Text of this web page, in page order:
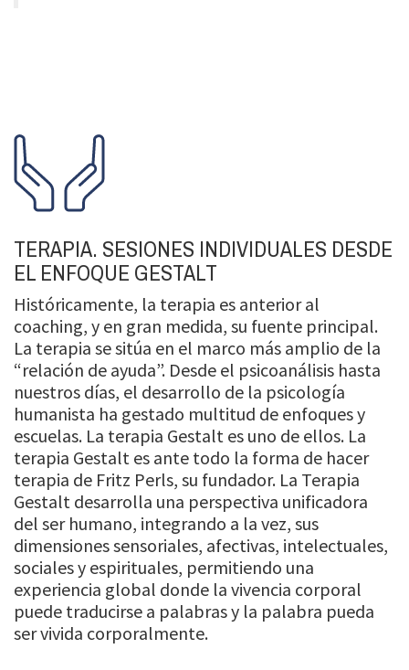
TERAPIA. SESIONES INDIVIDUALES DESDE
EL ENFOQUE GESTALT
Históricamente, la terapia es anterior al
coaching, y en gran medida, su fuente principal.
La terapia se sitúa en el marco más amplio de la
“relación de ayuda”. Desde el psicoanálisis hasta
nuestros días, el desarrollo de la psicología
humanista ha gestado multitud de enfoques y
escuelas. La terapia Gestalt es uno de ellos. La
terapia Gestalt es ante todo la forma de hacer
terapia de Fritz Perls, su fundador. La Terapia
Gestalt desarrolla una perspectiva unificadora
del ser humano, integrando a la vez, sus
dimensiones sensoriales, afectivas, intelectuales,
sociales y espirituales, permitiendo una
experiencia global donde la vivencia corporal
puede traducirse a palabras y la palabra pueda
ser vivida corporalmente.